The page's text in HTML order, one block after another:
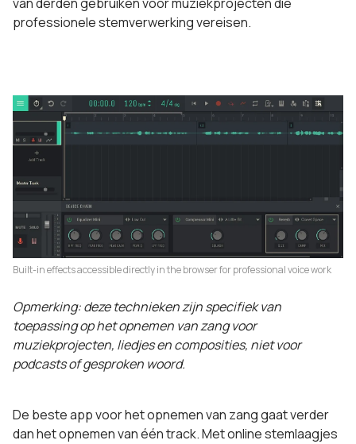
professionele stemverwerking vereisen.
Built-in effects accessible directly in the browser for professional voice work
Opmerking: deze technieken zijn specifiek van
toepassing op het opnemen van zang voor
muziekprojecten, liedjes en composities, niet voor
podcasts of gesproken woord.
De beste app voor het opnemen van zang gaat verder
dan het opnemen van één track. Met online stemlaagjes